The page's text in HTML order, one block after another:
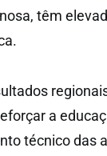
têm
a
técnico das